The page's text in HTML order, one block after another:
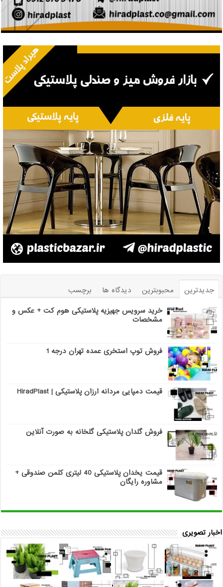
جدیدترین محبوبترین دیدگاه ها
برچسب
خرید سرویس جهیزیه پلاستیکی هوم کت + عکس و
مشخصات
فروش توپ استخری عمده تهران درجه 1
قیمت دمپایی مردانه ارزان پلاستیکی | HiradPlast
فروش گلدان پلاستیکی گلخانه به صورت آنلاین
قیمت یخدان پلاستیکی 40 لیتری کلمن صندوقی +
مشاوره رایگان
اخبار تصویری